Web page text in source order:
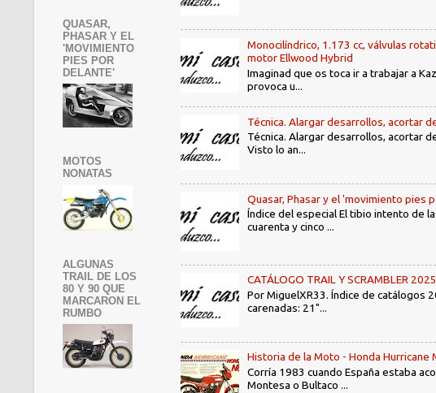
Monocilíndrico, 1.173 cc, válvulas
motor Ellwood Hybrid
Imaginad que os toca ir a trabajar a
provoca u...
Técnica. Alargar desarrollos, acortar
Técnica. Alargar desarrollos, acortar
Visto lo an...
Quasar, Phasar y el 'movimiento pies
Índice del especial El tibio intento de
cuarenta y cinco ...
CATÁLOGO TRAIL Y SCRAMBLER
Por MiguelXR33. Índice de catálogos
carenadas: 21"...
Historia de la Moto - Honda Hurricane
Corría 1983 cuando España estaba
Montesa o Bultaco ...
QUASAR,
PHASAR Y EL
'MOVIMIENTO
PIES POR
DELANTE'
MOTOS
NONATAS
ALGUNAS
TRAIL DE LOS
80 Y 90 QUE
MARCARON EL
RUMBO